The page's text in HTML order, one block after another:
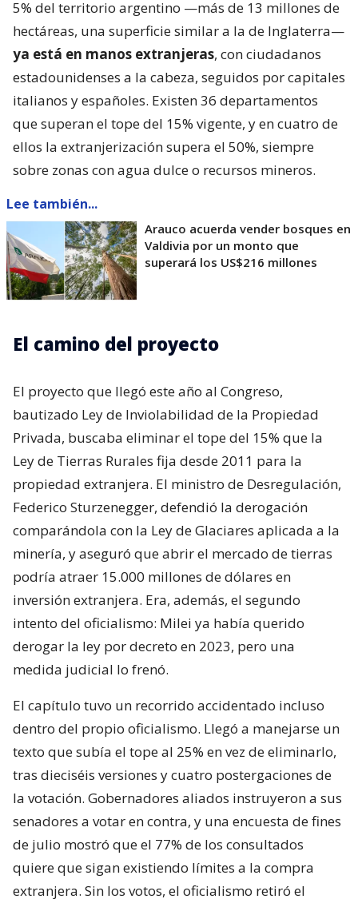
5% del territorio argentino —más de 13 millones de
hectáreas, una superficie similar a la de Inglaterra—
ya está en manos extranjeras, con ciudadanos
estadounidenses a la cabeza, seguidos por capitales
italianos y españoles. Existen 36 departamentos
que superan el tope del 15% vigente, y en cuatro de
ellos la extranjerización supera el 50%, siempre
sobre zonas con agua dulce o recursos mineros.
Lee también...
Arauco acuerda vender bosques en
Valdivia por un monto que
superará los US$216 millones
El camino del proyecto
El proyecto que llegó este año al Congreso,
bautizado Ley de Inviolabilidad de la Propiedad
Privada, buscaba eliminar el tope del 15% que la
Ley de Tierras Rurales fija desde 2011 para la
propiedad extranjera. El ministro de Desregulación,
Federico Sturzenegger, defendió la derogación
comparándola con la Ley de Glaciares aplicada a la
minería, y aseguró que abrir el mercado de tierras
podría atraer 15.000 millones de dólares en
inversión extranjera. Era, además, el segundo
intento del oficialismo: Milei ya había querido
derogar la ley por decreto en 2023, pero una
medida judicial lo frenó.
El capítulo tuvo un recorrido accidentado incluso
dentro del propio oficialismo. Llegó a manejarse un
texto que subía el tope al 25% en vez de eliminarlo,
tras dieciséis versiones y cuatro postergaciones de
la votación. Gobernadores aliados instruyeron a sus
senadores a votar en contra, y una encuesta de fines
de julio mostró que el 77% de los consultados
quiere que sigan existiendo límites a la compra
extranjera. Sin los votos, el oficialismo retiró el